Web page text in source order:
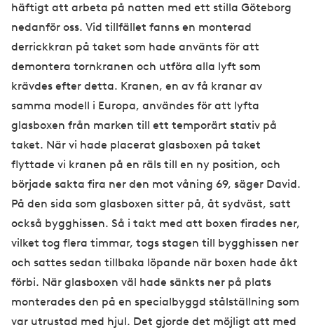
häftigt att arbeta på natten med ett stilla Göteborg
nedanför oss. Vid tillfället fanns en monterad
derrickkran på taket som hade använts för att
demontera tornkranen och utföra alla lyft som
krävdes efter detta. Kranen, en av få kranar av
samma modell i Europa, användes för att lyfta
glasboxen från marken till ett temporärt stativ på
taket. När vi hade placerat glasboxen på taket
flyttade vi kranen på en räls till en ny position, och
började sakta fira ner den mot våning 69, säger David.
På den sida som glasboxen sitter på, åt sydväst, satt
också bygghissen. Så i takt med att boxen firades ner,
vilket tog flera timmar, togs stagen till bygghissen ner
och sattes sedan tillbaka löpande när boxen hade åkt
förbi. När glasboxen väl hade sänkts ner på plats
monterades den på en specialbyggd stålställning som
var utrustad med hjul. Det gjorde det möjligt att med